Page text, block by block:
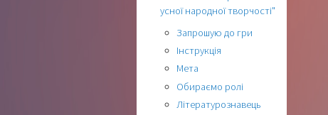
усної народної творчості"
Запрошую до гри
Інструкція
Мета
Обираємо ролі
Літературознавець